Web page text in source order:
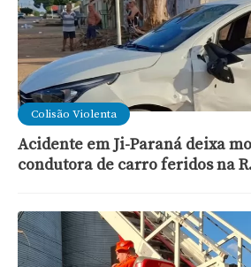
Colisão Violenta
Acidente em Ji-Paraná deixa
condutora de carro feridos na